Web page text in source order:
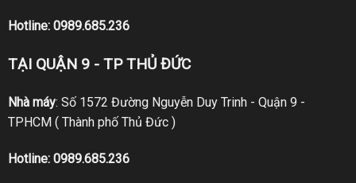
Hotline: 0989.685.236
TẠI QUẬN 9 - TP THỦ ĐỨC
Nhà máy: Số 1572 Đường Nguyễn Duy Trinh - Quận 9 -
TPHCM ( Thành phố Thủ Đức )
Hotline: 0989.685.236